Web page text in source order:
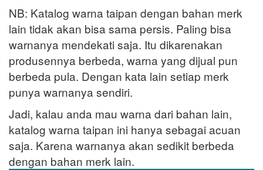
NB: Katalog warna taipan dengan bahan merk
lain tidak akan bisa sama persis. Paling bisa
warnanya mendekati saja. Itu dikarenakan
produsennya berbeda, warna yang dijual pun
berbeda pula. Dengan kata lain setiap merk
punya warnanya sendiri.
Jadi, kalau anda mau warna dari bahan lain,
katalog warna taipan ini hanya sebagai acuan
saja. Karena warnanya akan sedikit berbeda
dengan bahan merk lain.